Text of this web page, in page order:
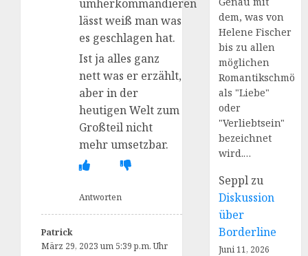
umherkommandieren
lässt weiß man was
es geschlagen hat.
Ist ja alles ganz
nett was er erzählt,
aber in der
heutigen Welt zum
Großteil nicht
mehr umsetzbar.
Antworten
Patrick
März 29, 2023 um 5:39 p.m. Uhr
dem, was von
Helene Fischer
bis zu allen
möglichen
als "Liebe"
oder
"Verliebtsein"
bezeichnet
wird.…
Seppl zu
Diskussion
über
Borderline
Juni 11, 2026